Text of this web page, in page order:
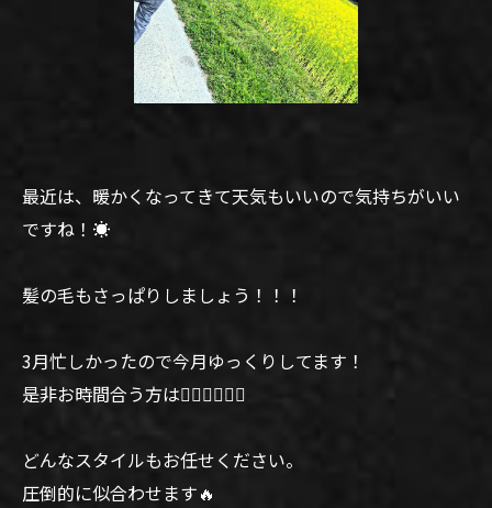
最近は、暖かくなってきて天気もいいので気持ちがいい
ですね！☀️
髪の毛もさっぱりしましょう！！！
3月忙しかったので今月ゆっくりしてます！
是非お時間合う方は🙆‍♂️🙆‍♂️🙆‍♂️
どんなスタイルもお任せください。
圧倒的に似合わせます🔥